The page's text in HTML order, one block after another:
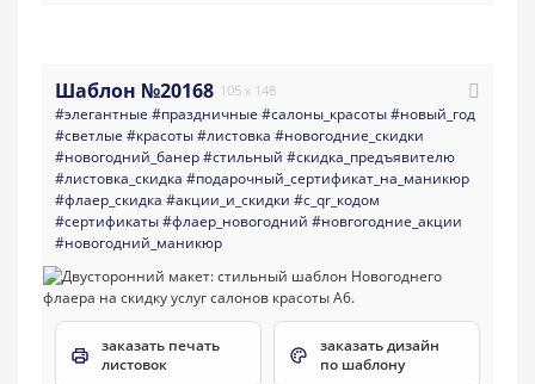
Шаблон №20168 105 x 148
#элегантные #праздничные #салоны_красоты#новый_год
#светлые #красоты#листовка #новогодние_скидки
#новогодний_банер#стильный #скидка_предъявителю
#листовка_скидка #подарочный_сертификат_на_маникюр
#флаер_скидка #акции_и_скидки #с_qr_кодом
#сертификаты#флаер_новогодний #новгогодние_акции
#новогодний_маникюр
заказать печать
листовок
заказать дизайн
по шаблону